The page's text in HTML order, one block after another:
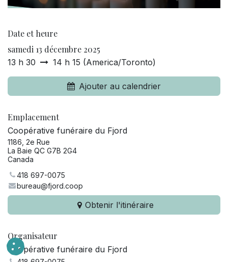
Date et heure
samedi 13 décembre 2025
13 h 30 14 h 15 (America/Toronto)
Ajouter au calendrier
Emplacement
Coopérative funéraire du Fjord
1186, 2e Rue
La Baie QC G7B 2G4
Canada
418 697-0075
bureau@fjord.coop
Obtenir l'itinéraire
Organisateur
Coopérative funéraire du Fjord